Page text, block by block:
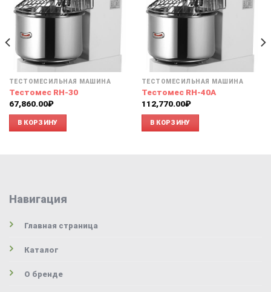
ТЕСТОМЕСИЛЬНАЯ МАШИНА
Тестомес RH-30
67,860.00₽
В КОРЗИНУ
ТЕСТОМЕСИЛЬНАЯ МАШИНА
Тестомес RH-40A
112,770.00₽
В КОРЗИНУ
Навигация
Главная страница
Каталог
О бренде